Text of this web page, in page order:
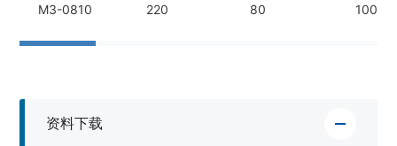
M3-0810 220 80 1000
资料下载